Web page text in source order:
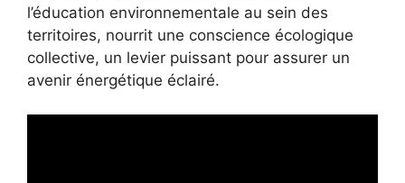
l’éducation environnementale au sein des
territoires, nourrit une conscience écologique
collective, un levier puissant pour assurer un
avenir énergétique éclairé.